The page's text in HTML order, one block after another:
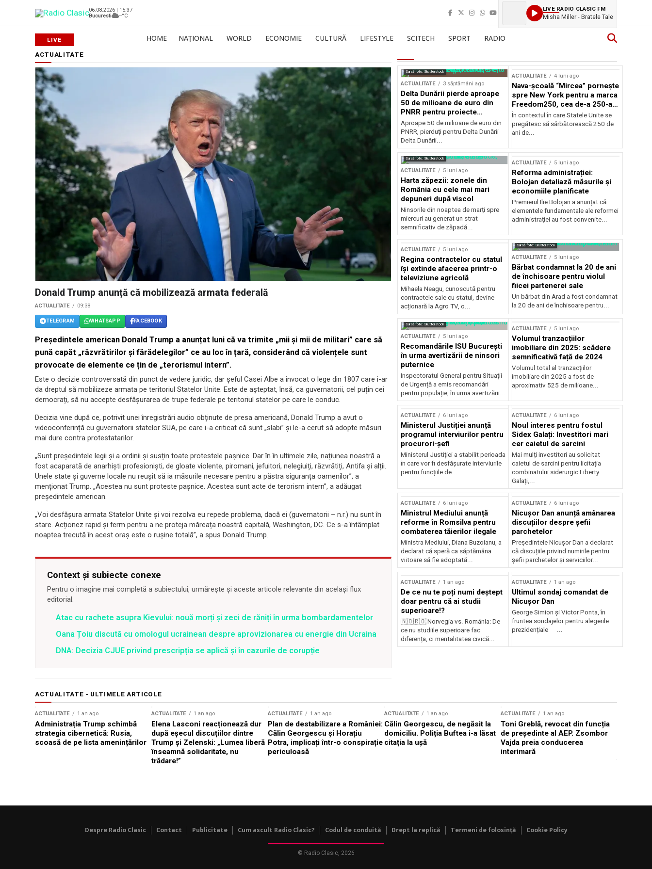
06.08.2026 | 15:37
Bucuresti
--°C
LIVE RADIO CLASIC FM
Misha Miller - Bratele Tale
HOME NAȚIONAL WORLD ECONOMIE CULTURĂ LIFESTYLE SCITECH SPORT RADIO
ACTUALITATE
Donald Trump anunță că mobilizează armata federală
ACTUALITATE 09:38
TELEGRAM WHATSAPP FACEBOOK
Președintele american Donald Trump a anunțat luni că va trimite „mii și mii de militari” care să
pună capăt „răzvrătirilor și fărădelegilor” ce au loc în țară, considerând că violențele sunt
provocate de elemente ce țin de „terorismul intern”.
Este o decizie controversată din punct de vedere juridic, dar șeful Casei Albe a invocat o lege din 1807 care i-ar
da dreptul să mobilizeze armata pe teritoriul Statelor Unite. Este de așteptat, însă, ca guvernatorii, cel puțin cei
democrați, să nu accepte desfășurarea de trupe federale pe teritoriul statelor pe care le conduc.
Decizia vine după ce, potrivit unei înregistrări audio obținute de presa americană, Donald Trump a avut o
videoconferință cu guvernatorii statelor SUA, pe care i-a criticat că sunt „slabi” şi le-a cerut să adopte măsuri
mai dure contra protestatarilor.
„Sunt președintele legii și a ordinii și susțin toate protestele pașnice. Dar în în ultimele zile, națiunea noastră a
fost acaparată de anarhiști profesioniști, de gloate violente, piromani, jefuitori, nelegiuiți, răzvrătiți, Antifa și alții.
Unele state și guverne locale nu reușit să ia măsurile necesare pentru a păstra siguranța oamenilor”, a
menționat Trump. „Acestea nu sunt proteste pașnice. Acestea sunt acte de terorism intern”, a adăugat
președintele american.
„Voi desfășura armata Statelor Unite și voi rezolva eu repede problema, dacă ei (guvernatorii – n.r.) nu sunt în
stare. Acționez rapid și ferm pentru a ne proteja măreața noastră capitală, Washington, DC. Ce s-a întâmplat
noaptea trecută în acest oraș este o rușine totală”, a spus Donald Trump.
Context și subiecte conexe
Pentru o imagine mai completă a subiectului, urmărește și aceste articole relevante din același flux
editorial.
Atac cu rachete asupra Kievului: nouă morți și zeci de răniți în urma bombardamentelor
Oana Țoiu discută cu omologul ucrainean despre aprovizionarea cu energie din Ucraina
DNA: Decizia CJUE privind prescripția se aplică și în cazurile de corupție
Sursă foto: Shutterstock
ACTUALITATE 3 săptămâni ago
Delta Dunării pierde aproape
50 de milioane de euro din
PNRR pentru proiecte
esențiale
Aproape 50 de milioane de euro din
PNRR, pierduți pentru Delta Dunării
Delta Dunării...
ACTUALITATE 4 luni ago
Nava-școală “Mircea” pornește
spre New York pentru a marca
Freedom250, cea de-a 250-a
aniversare a Statelor Unite
În contextul în care Statele Unite se
pregătesc să sărbătorească 250 de
ani de...
Sursă foto: Shutterstock
ACTUALITATE 5 luni ago
Harta zăpezii: zonele din
România cu cele mai mari
depuneri după viscol
Ninsorile din noaptea de marți spre
miercuri au generat un strat
semnificativ de zăpadă...
ACTUALITATE 5 luni ago
Reforma administrației:
Bolojan detaliază măsurile și
economiile planificate
Premierul Ilie Bolojan a anunțat că
elementele fundamentale ale reformei
administrației au fost convenite...
ACTUALITATE 5 luni ago
Regina contractelor cu statul
își extinde afacerea printr-o
televiziune agricolă
Mihaela Neagu, cunoscută pentru
contractele sale cu statul, devine
acționară la Agro TV, o...
Sursă foto: Shutterstock
ACTUALITATE 5 luni ago
Bărbat condamnat la 20 de ani
de închisoare pentru violul
fiicei partenerei sale
Un bărbat din Arad a fost condamnat
la 20 de ani de închisoare pentru...
Sursă foto: Shutterstock
ACTUALITATE 5 luni ago
Recomandările ISU București
în urma avertizării de ninsori
puternice
Inspectoratul General pentru Situații
de Urgență a emis recomandări
pentru populație, în urma avertizării...
ACTUALITATE 5 luni ago
Volumul tranzacțiilor
imobiliare din 2025: scădere
semnificativă față de 2024
Volumul total al tranzacțiilor
imobiliare din 2025 a fost de
aproximativ 525 de milioane...
ACTUALITATE 6 luni ago
Ministerul Justiției anunță
programul interviurilor pentru
procurori-șefi
Ministerul Justiției a stabilit perioada
în care vor fi desfășurate interviurile
pentru funcțiile de...
ACTUALITATE 6 luni ago
Noul interes pentru fostul
Sidex Galați: Investitori mari
cer caietul de sarcini
Mai mulți investitori au solicitat
caietul de sarcini pentru licitația
combinatului siderurgic Liberty
Galați,...
ACTUALITATE 6 luni ago
Ministrul Mediului anunță
reforme în Romsilva pentru
combaterea tăierilor ilegale
Ministra Mediului, Diana Buzoianu, a
declarat că speră ca săptămâna
viitoare să fie adoptată...
ACTUALITATE 6 luni ago
Nicușor Dan anunță amânarea
discuțiilor despre șefii
parchetelor
Președintele Nicușor Dan a declarat
că discuțiile privind numirile pentru
șefii parchetelor și serviciilor...
ACTUALITATE 1 an ago
De ce nu te poți numi deștept
doar pentru că ai studii
superioare!?
🇳🇴🇷🇴 Norvegia vs. România: De
ce nu studiile superioare fac
diferența, ci mentalitatea civică...
ACTUALITATE 1 an ago
Ultimul sondaj comandat de
Nicușor Dan
George Simion și Victor Ponta, în
fruntea sondajelor pentru alegerile
prezidențiale ...
ACTUALITATE - ULTIMELE ARTICOLE
ACTUALITATE 1 an ago
Administrația Trump schimbă
strategia cibernetică: Rusia,
scoasă de pe lista amenințărilor
ACTUALITATE 1 an ago
Elena Lasconi reacționează dur
după eșecul discuțiilor dintre
Trump și Zelenski: „Lumea liberă
înseamnă solidaritate, nu
trădare!”
ACTUALITATE 1 an ago
Plan de destabilizare a României:
Călin Georgescu și Horațiu
Potra, implicați într-o conspirație
periculoasă
ACTUALITATE 1 an ago
Călin Georgescu, de negăsit la
domiciliu. Poliția Buftea i-a lăsat
citația la ușă
ACTUALITATE 1 an ago
Toni Greblă, revocat din funcția
de președinte al AEP. Zsombor
Vajda preia conducerea
interimară
Despre Radio Clasic Contact Publicitate Cum ascult Radio Clasic? Codul de conduită Drept la replică Termeni de folosință Cookie Policy
© Radio Clasic, 2026